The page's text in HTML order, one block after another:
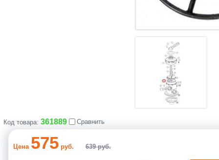
Код товара: 361889 Сравнить
Цена 575 руб. 639 руб.